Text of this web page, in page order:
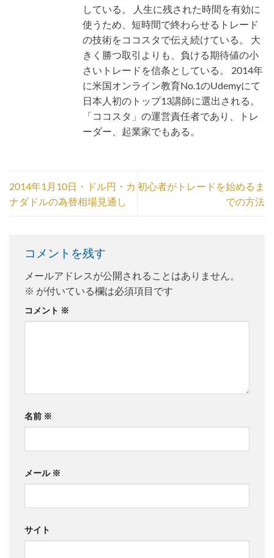
している。 人生に残された時間を有効に
使うため、短時間で終わらせるトレード
の技術をココスタで伝え続けている。 大
きく勝つ取引よりも、負ける期待値の小
さいトレードを信条としている。 2014年
に米国オンライン教育No.1のUdemyにて
日本人初のトップ13講師に選出される。
「ココスタ」の運営責任者であり、トレ
ーダー、起業家でもある。
2014年1月10日・ドル円・カ
ナダドルの為替相場見通し
初心者がトレードを始めるま
での方法
コメントを残す
メールアドレスが公開されることはありません。
※ が付いている欄は必須項目です
コメント ※
名前 ※
メール ※
サイト